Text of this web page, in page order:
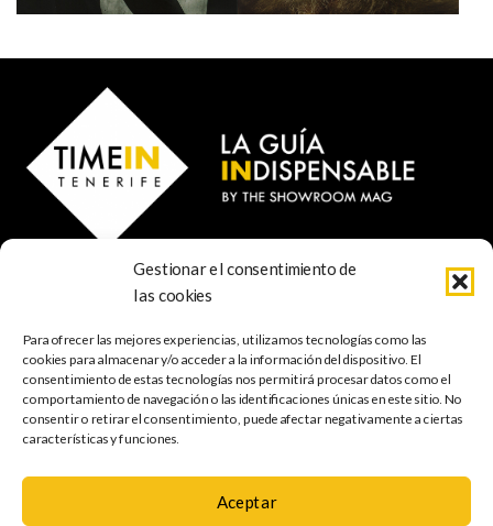
Gestionar el consentimiento de
las cookies
Para ofrecer las mejores experiencias, utilizamos tecnologías como las
cookies para almacenar y/o acceder a la información del dispositivo. El
consentimiento de estas tecnologías nos permitirá procesar datos como el
comportamiento de navegación o las identificaciones únicas en este sitio. No
consentir o retirar el consentimiento, puede afectar negativamente a ciertas
características y funciones.
Aceptar
© 2023 TIME IN TENERIFE - Rosti Family Group S.L.
38001 Santa Cruz de Tenerife (ES)
INDISPENSABLEARTE & CULTURAMÚSICAGASTRONOMÍA
NATURALEZAESCAPADASCOMPRASFOTOGRAFÍAGRATISINFANTIL